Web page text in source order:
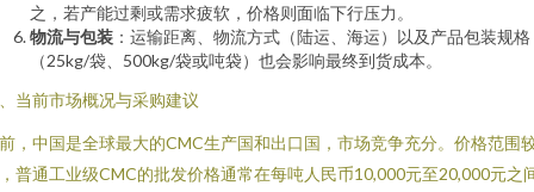
之，若产能过剩或需求疲软，价格则面临下行压力。
物流与包装 ：运输距离、物流方式（陆运、海运）以及产品包装规格
（25kg/袋、500kg/袋或吨袋）也会影响最终到货成本。
当前市场概况与采购建议
，中国是全球最大的CMC生产国和出口国，市场竞争充分。价格范围
普通工业级CMC的批发价格通常在每吨人民币10,000元至20,000元之